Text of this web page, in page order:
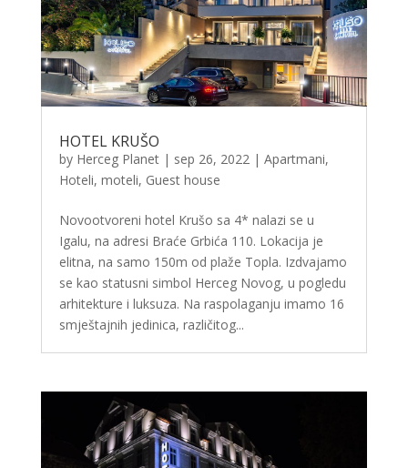
HOTEL KRUŠO
by Herceg Planet| sep 26, 2022| Apartmani,
Hoteli, moteli, Guest house
Novootvoreni hotel Krušo sa 4* nalazi se u
Igalu, na adresi Braće Grbića 110. Lokacija je
elitna, na samo 150m od plaže Topla. Izdvajamo
se kao statusni simbol Herceg Novog, u pogledu
arhitekture i luksuza. Na raspolaganju imamo 16
smještajnih jedinica, različitog...